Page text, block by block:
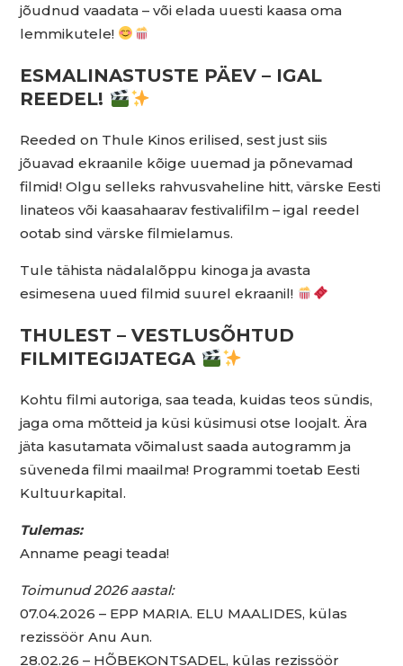
jõudnud vaadata – või elada uuesti kaasa oma
lemmikutele!
ESMALINASTUSTE PÄEV – IGAL
REEDEL!
Reeded on Thule Kinos erilised, sest just siis
jõuavad ekraanile kõige uuemad ja põnevamad
filmid! Olgu selleks rahvusvaheline hitt, värske Eesti
linateos või kaasahaarav festivalifilm – igal reedel
ootab sind värske filmielamus.
Tule tähista nädalalõppu kinoga ja avasta
esimesena uued filmid suurel ekraanil!
THULEST – VESTLUSÕHTUD
FILMITEGIJATEGA
Kohtu filmi autoriga, saa teada, kuidas teos sündis,
jaga oma mõtteid ja küsi küsimusi otse loojalt. Ära
jäta kasutamata võimalust saada autogramm ja
süveneda filmi maailma! Programmi toetab Eesti
Kultuurkapital.
Tulemas:
Anname peagi teada!
Toimunud 2026 aastal:
07.04.2026 – EPP MARIA. ELU MAALIDES, külas
rezissöör Anu Aun.
28.02.26 – HÕBEKONTSADEL, külas rezissöör